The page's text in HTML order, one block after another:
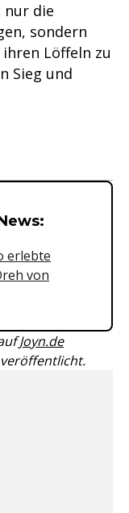
nur die
sondern
Löffeln zu
Sieg und
erlebte
von
Joyn.de